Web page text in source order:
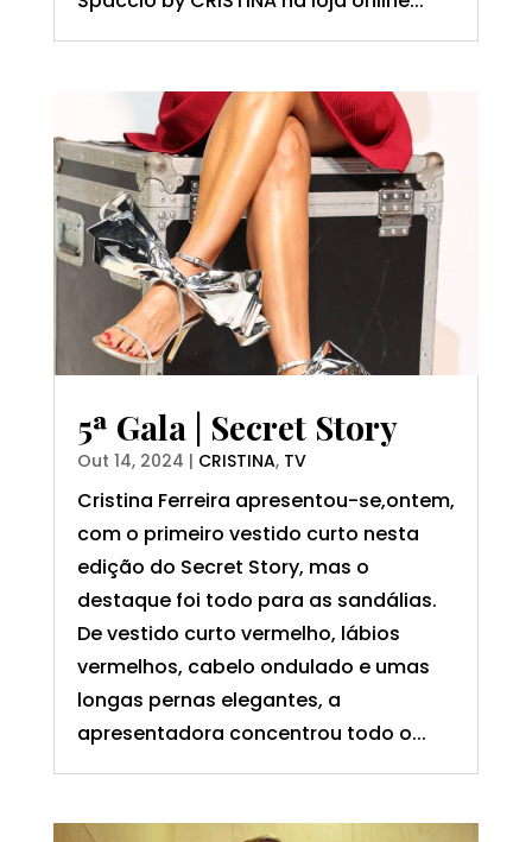
5ª Gala | Secret Story
Out 14, 2024 | CRISTINA, TV
Cristina Ferreira apresentou-se,ontem,
com o primeiro vestido curto nesta
edição do Secret Story, mas o
destaque foi todo para as sandálias.
De vestido curto vermelho, lábios
vermelhos, cabelo ondulado e umas
longas pernas elegantes, a
apresentadora concentrou todo o...